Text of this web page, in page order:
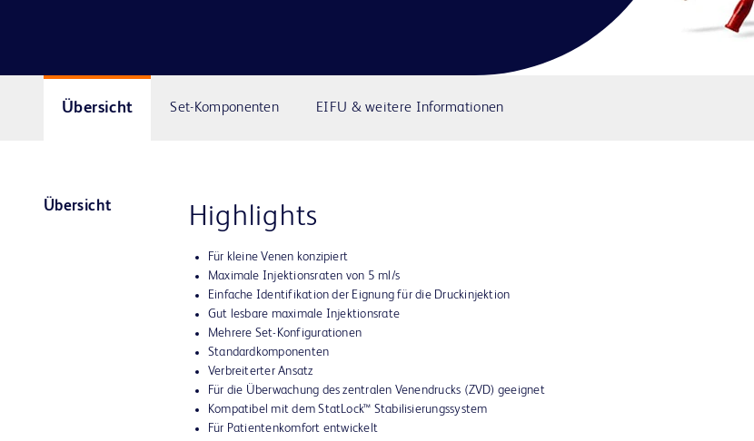
Übersicht Set-Komponenten EIFU & weitere Informationen
Übersicht Highlights
Für kleine Venen konzipiert
Maximale Injektionsraten von 5 ml/s
Einfache Identifikation der Eignung für die Druckinjektion
Gut lesbare maximale Injektionsrate
Mehrere Set-Konfigurationen
Standardkomponenten
Verbreiterter Ansatz
Für die Überwachung des zentralen Venendrucks (ZVD) geeignet
Kompatibel mit dem StatLock™ Stabilisierungssystem
Für Patientenkomfort entwickelt